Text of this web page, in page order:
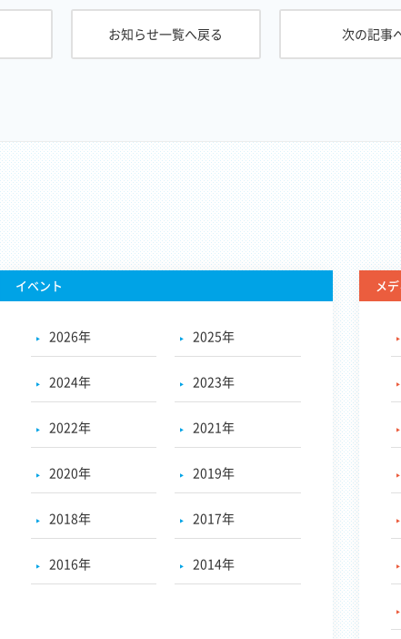
お知らせ一覧へ戻る 次の記事
イベント
2026年 2025年
2024年 2023年
2022年 2021年
2020年 2019年
2018年 2017年
2016年 2014年
メ